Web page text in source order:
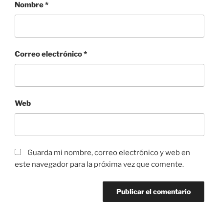
Nombre*
Correo electrónico*
Web
Guarda mi nombre, correo electrónico y web en
este navegador para la próxima vez que comente.